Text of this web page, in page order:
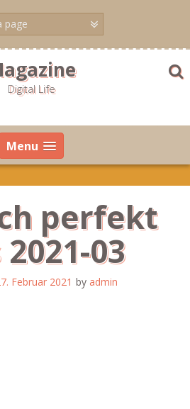
Digital Life
Menu
perfekt
03
Februar 2021 by admin